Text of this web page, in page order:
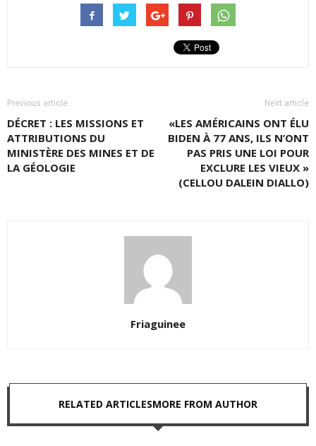
Previous article
DÉCRET : LES MISSIONS ET
ATTRIBUTIONS DU
MINISTÈRE DES MINES ET DE
LA GÉOLOGIE
Next article
«LES AMÉRICAINS ONT ÉLU
BIDEN À 77 ANS, ILS N’ONT
PAS PRIS UNE LOI POUR
EXCLURE LES VIEUX »
(CELLOU DALEIN DIALLO)
Friaguinee
RELATED ARTICLESMORE FROM AUTHOR